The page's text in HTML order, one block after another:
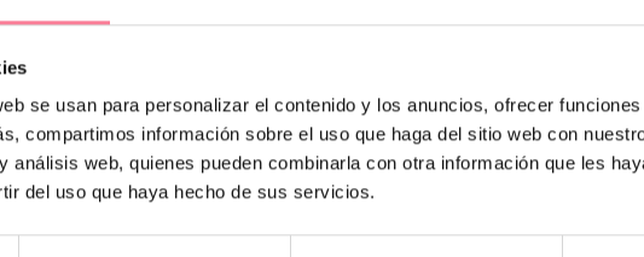
se usan para personalizar el contenido y los anuncios, ofrecer
compartimos información sobre el uso que haga del sitio web con
análisis web, quienes pueden combinarla con otra información que les
del uso que haya hecho de sus servicios.